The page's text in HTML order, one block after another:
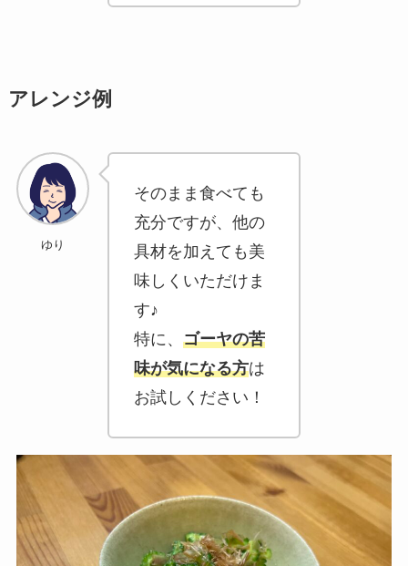
アレンジ例
ゆり
そのまま食べても
充分ですが、他の
具材を加えても美
味しくいただけま
す♪
特に、 ゴーヤの苦
味が気になる方は
お試しください！